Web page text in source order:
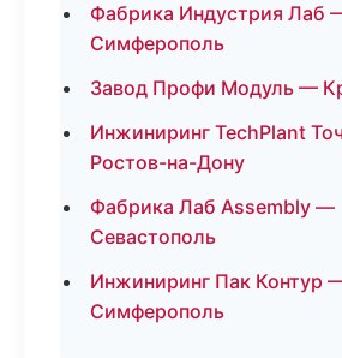
Фабрика Индустрия Лаб
Симферополь
Завод Профи Модуль —
Инжиниринг TechPlant
Ростов-на-Дону
Фабрика Лаб Assembly —
Севастополь
Инжиниринг Пак Контур
Симферополь